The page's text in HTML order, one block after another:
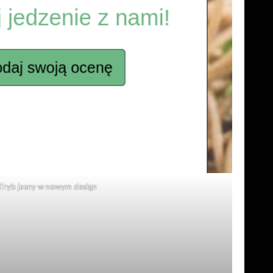
jasny w nowym design